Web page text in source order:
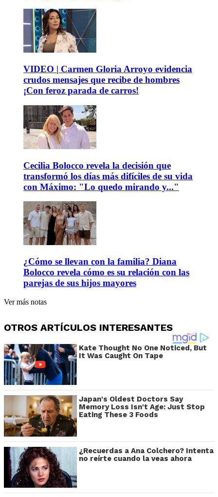
VIDEO | Carmen Gloria Arroyo evidencia
crudos mensajes que recibe de hombres
¡Con feroz parada de carros!
Cecilia Bolocco revela la decisión que
transformó los días más difíciles de su vida
con Máximo: "Lo quedo mirando y..."
¿Cómo se llevan con la familia? Diana
Bolocco revela cómo es su relación con las
parejas de sus hijos mayores
Ver más notas
OTROS ARTÍCULOS INTERESANTES
Kate Thought No One Noticed, But
It Was Caught On Tape
Japan's Oldest Doctors Say
Memory Loss Isn't Age: Just Stop
Eating These 3 Foods
¿Recuerdas a Ana Colchero? Intenta
no reírte cuando la veas ahora